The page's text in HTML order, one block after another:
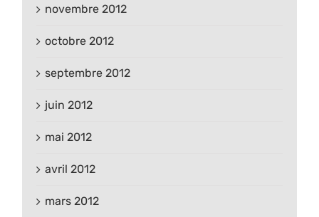
novembre 2012
octobre 2012
septembre 2012
juin 2012
mai 2012
avril 2012
mars 2012